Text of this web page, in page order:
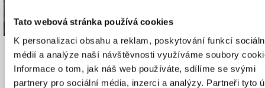
Tato webová stránka používá cookies
K personalizaci obsahu a reklam, poskytování funkcí
médií a analýze naší návštěvnosti využíváme soubory
Informace o tom, jak náš web používáte, sdílíme se svými
partnery pro sociální média, inzerci a analýzy. Partneři tyto
11/03/2026